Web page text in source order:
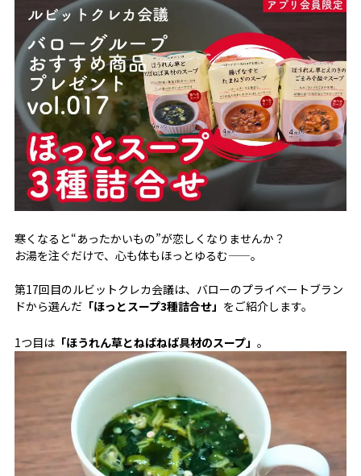
寒くなると“あったかいもの”が恋しくなりませんか？
お湯を注ぐだけで、心も体もほっとゆるむ——。
第17回目のルビットクレカ会議は、バローのプライベートブラン
ドから選んだ「ほっとスープ3種詰合せ」 をご紹介します。
1つ目は「ほうれん草とねばねば具材のスープ」 。